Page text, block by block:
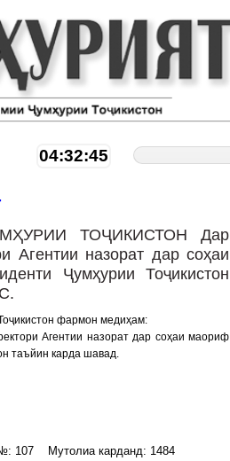
04:32:46
ТОҶИКИСТОН Дар
Агентии назорат дар соҳаи
Ҷумҳурии Тоҷикистон
фармон медиҳам:
Агентии назорат дар соҳаи маориф
таъйин карда шавад.
107 Мутолиа карданд: 1484